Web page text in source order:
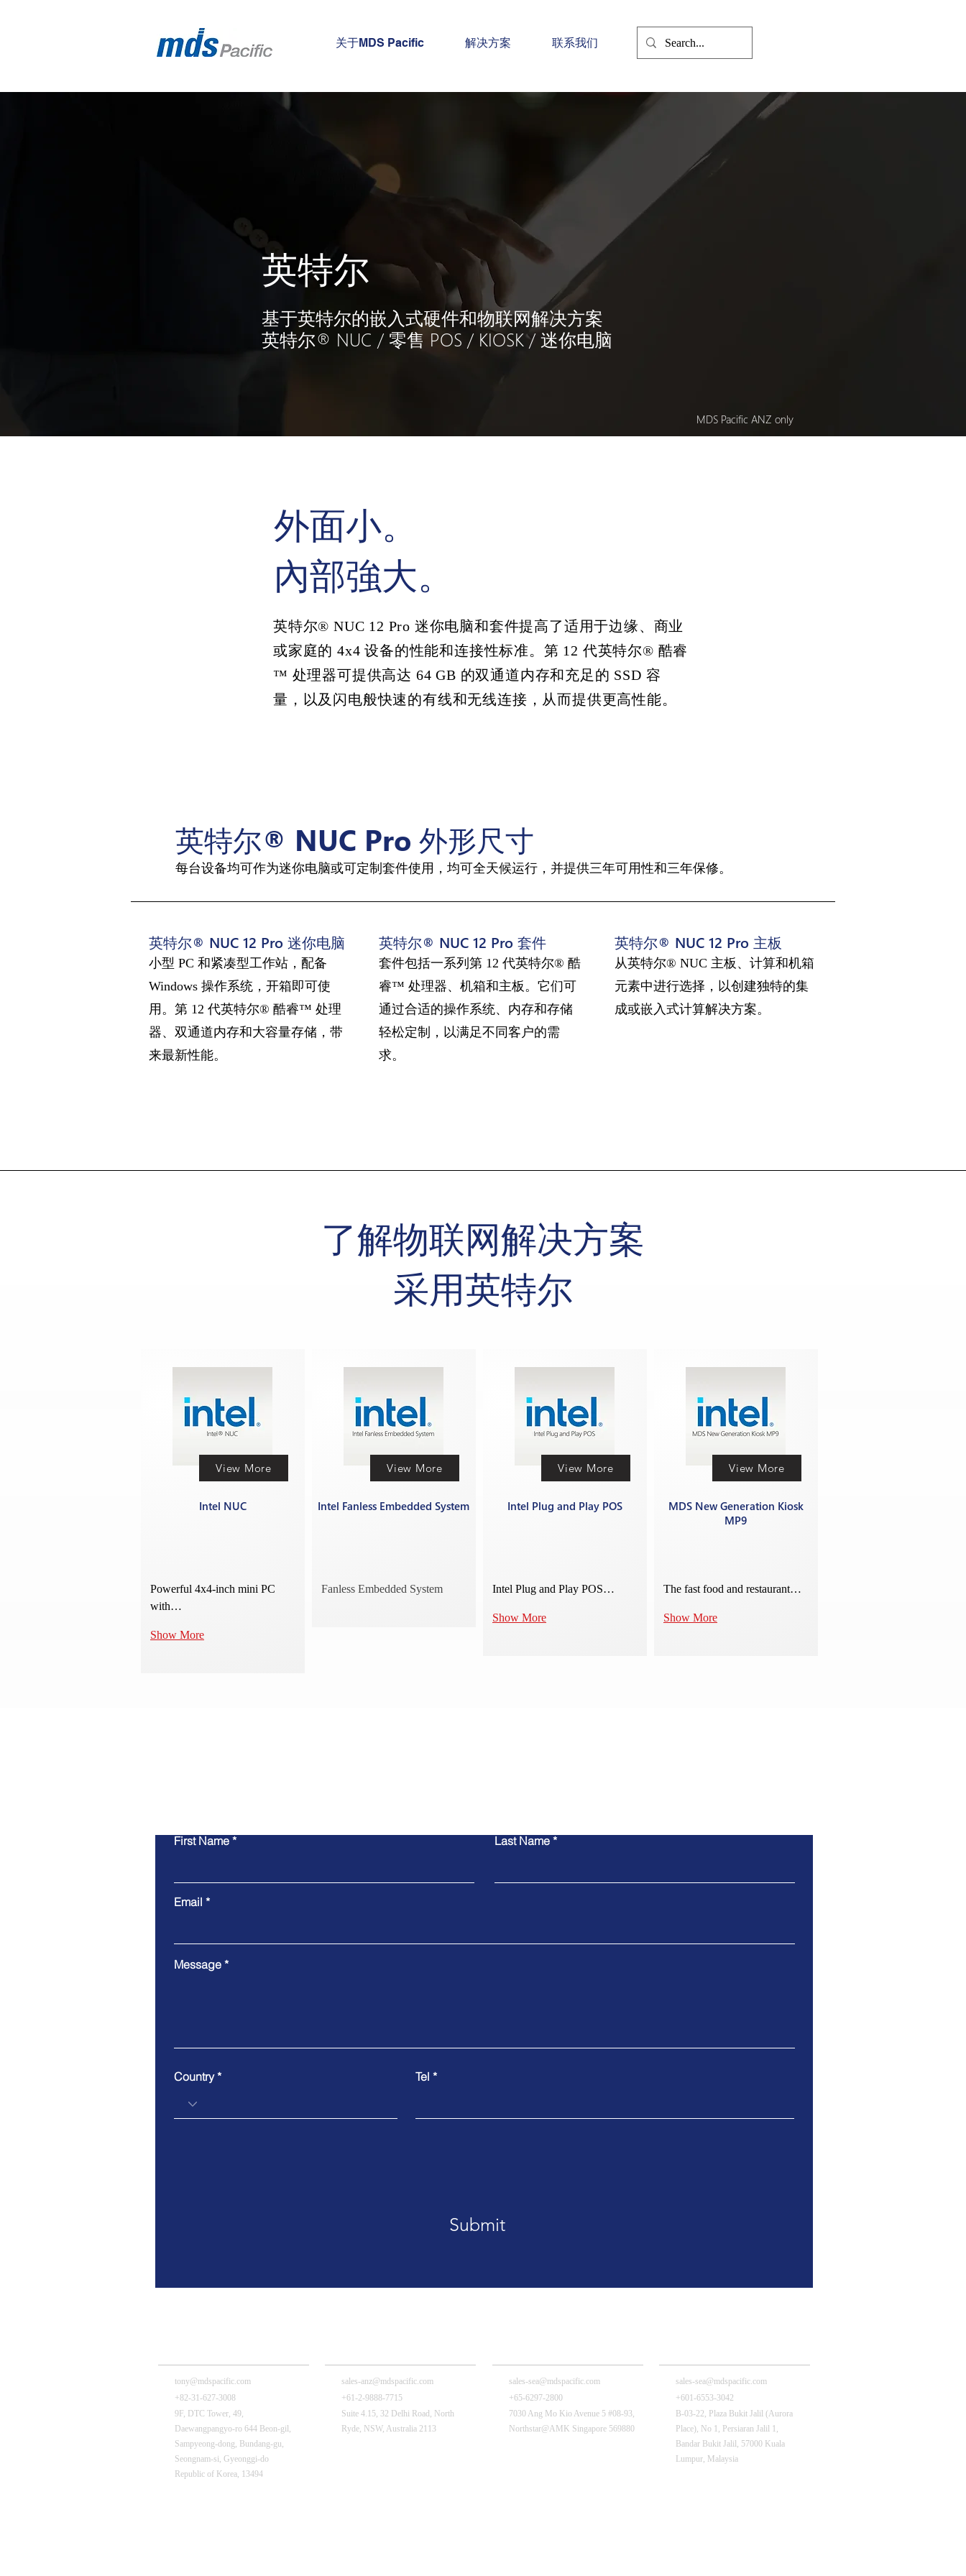
关于MDS Pacific 解决方案 联系我们
英特尔
基于英特尔的嵌入式硬件和物联网解决方案
英特尔® NUC / 零售 POS / KIOSK / 迷你电脑
MDS Pacific ANZ only
外面小。
內部強大。
英特尔® NUC 12 Pro 迷你电脑和套件提高了适用于边缘、商业
或家庭的 4x4 设备的性能和连接性标准。第 12 代英特尔® 酷睿
™ 处理器可提供高达 64 GB 的双通道内存和充足的 SSD 容
量，以及闪电般快速的有线和无线连接，从而提供更高性能。
英特尔® NUC Pro 外形尺寸
每台设备均可作为迷你电脑或可定制套件使用，均可全天候运行，并提供三年可用性和三年保修。
英特尔® NUC 12 Pro 迷你电脑
小型 PC 和紧凑型工作站，配备
Windows 操作系统，开箱即可使
用。第 12 代英特尔® 酷睿™ 处理
器、双通道内存和大容量存储，带
来最新性能。
英特尔® NUC 12 Pro 套件
套件包括一系列第 12 代英特尔® 酷
睿™ 处理器、机箱和主板。它们可
通过合适的操作系统、内存和存储
轻松定制，以满足不同客户的需
求。
英特尔® NUC 12 Pro 主板
从英特尔® NUC 主板、计算和机箱
元素中进行选择，以创建独特的集
成或嵌入式计算解决方案。
了解物联网解决方案
采用英特尔
View More
Intel NUC
Powerful 4x4-inch mini PC
with…
Show More
View More
Intel Fanless Embedded System
Fanless Embedded System
View More
Intel Plug and Play POS
Intel Plug and Play POS…
Show More
View More
MDS New Generation Kiosk
MP9
The fast food and restaurant…
Show More
First Name Last Name
Email
Message
Country Tel
Submit
tony@mdspacific.com
+82-31-627-3008
9F, DTC Tower, 49,
Daewangpangyo-ro 644 Beon-gil,
Sampyeong-dong, Bundang-gu,
Seongnam-si, Gyeonggi-do
Republic of Korea, 13494
sales-anz@mdspacific.com
+61-2-9888-7715
Suite 4.15, 32 Delhi Road, North
Ryde, NSW, Australia 2113
sales-sea@mdspacific.com
+65-6297-2800
7030 Ang Mo Kio Avenue 5 #08-93,
Northstar@AMK Singapore 569880
sales-sea@mdspacific.com
+601-6553-3042
B-03-22, Plaza Bukit Jalil (Aurora
Place), No 1, Persiaran Jalil 1,
Bandar Bukit Jalil, 57000 Kuala
Lumpur, Malaysia